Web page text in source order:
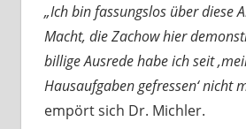
„Ich bin fassungslos über diese
Macht, die Zachow hier
billige Ausrede habe ich seit
Hausaufgaben gefressen‘ nicht
empört sich Dr. Michler.